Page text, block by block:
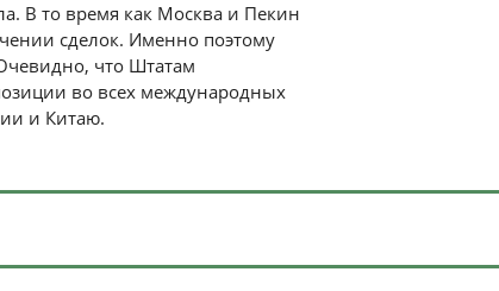
В то время как Москва и Пекин
сделок. Именно поэтому
что Штатам
во всех международных
и Китаю.